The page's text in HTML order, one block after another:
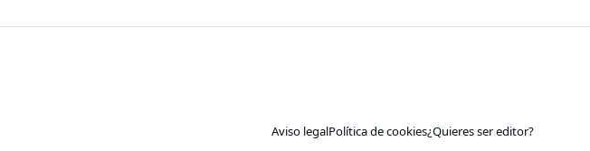
Aviso legalPolítica de cookies¿Quieres ser editor?